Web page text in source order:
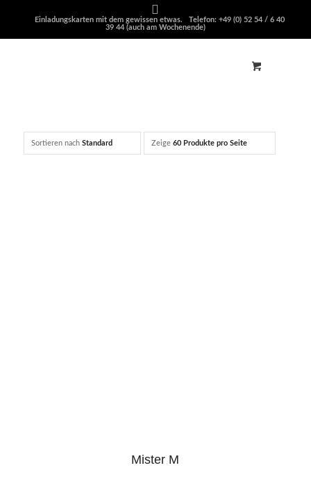
Einladungskarten mit dem gewissen etwas. Telefon: +49 (0) 52 54 / 6 40
39 44 (auch am Wochenende)
Sortieren nach Standard Zeige 60 Produkte pro Seite
Mister M